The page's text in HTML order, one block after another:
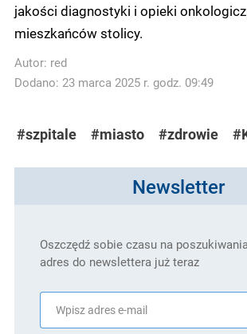
jakości diagnostyki i opieki
mieszkańców stolicy.
Autor: red
Dodano: 23 marca 2025 r. godz. 09:49
#szpitale #miasto #zdrowie
Newsletter
Oszczędź sobie czasu na
adres do newslettera już teraz